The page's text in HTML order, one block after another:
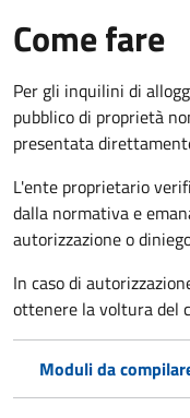
Come fare
Per gli inquilini di
pubblico di proprietà
presentata
L'ente proprietario
dalla normativa e
autorizzazione o
In caso di
ottenere la voltura del
Moduli da